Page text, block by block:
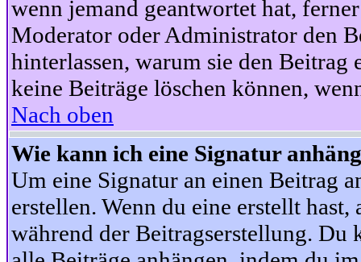
wenn jemand geantwortet hat,
Moderator oder Administrator den
hinterlassen, warum sie den Beitrag
keine Beiträge löschen können,
Nach oben
Wie kann ich eine Signatur
Um eine Signatur an einen Beitrag
erstellen. Wenn du eine erstellt
während der Beitragserstellung. Du